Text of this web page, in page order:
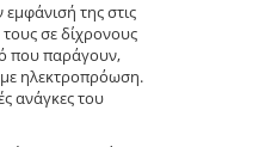
της στις
σε δίχρονους
που παράγουν,
με ηλεκτροπρόωση.
ανάγκες του